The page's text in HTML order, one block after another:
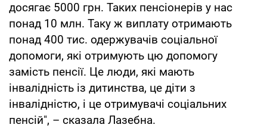
досягає 5000 грн. Таких пенсіонерів у нас
понад 10 млн. Таку ж виплату отримають
понад 400 тис. одержувачів соціальної
допомоги, які отримують цю допомогу
замість пенсії. Це люди, які мають
інвалідність із дитинства, це діти з
інвалідністю, і це отримувачі соціальних
пенсій", – сказала Лазебна.